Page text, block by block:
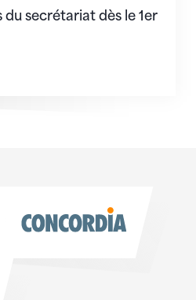
du secrétariat dès le 1er